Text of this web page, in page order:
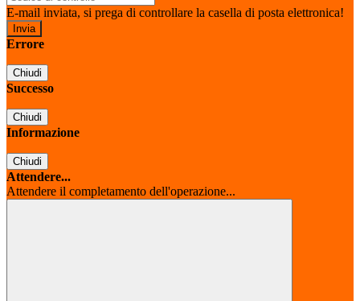
E-mail inviata, si prega di controllare la casella di posta elettronica!
Errore
Chiudi
Successo
Chiudi
Informazione
Chiudi
Attendere...
Attendere il completamento dell'operazione...